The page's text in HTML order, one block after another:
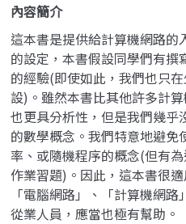
內容簡介
這本書是提供給計算機網路的
的設定，本書假設同學們有
的經驗(即使如此，我們也只
設)。雖然本書比其他許多計
也更具分析性，但是我們幾乎
的數學概念。我們特意地避免
率、或隨機程序的概念(但有
作業習題)。因此，這本書很
「電腦網路」、「計算機網
從業人員，應當也極有幫助。